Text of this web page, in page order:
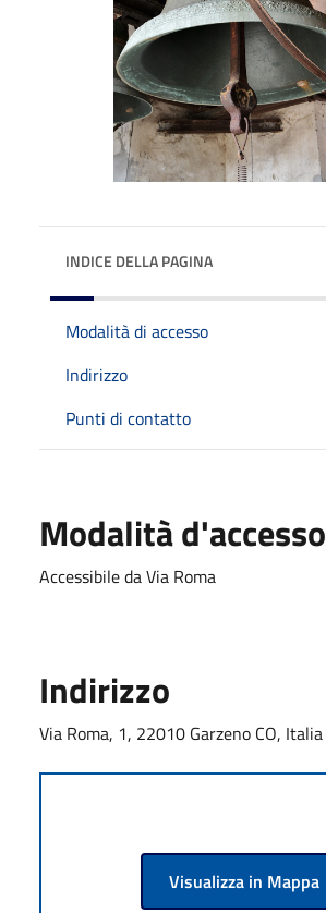
INDICE DELLA PAGINA
Modalità di accesso
Indirizzo
Punti di contatto
Modalità d'accesso
Accessibile da Via Roma
Indirizzo
Via Roma, 1, 22010 Garzeno CO, Italia
Visualizza in Mappa